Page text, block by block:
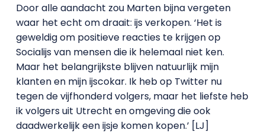
Door alle aandacht zou Marten bijna vergeten
waar het echt om draait: ijs verkopen. ‘Het is
geweldig om positieve reacties te krijgen op
Socialijs van mensen die ik helemaal niet ken.
Maar het belangrijkste blijven natuurlijk mijn
klanten en mijn ijscokar. Ik heb op Twitter nu
tegen de vijfhonderd volgers, maar het liefste heb
ik volgers uit Utrecht en omgeving die ook
daadwerkelijk een ijsje komen kopen.’ [LJ]